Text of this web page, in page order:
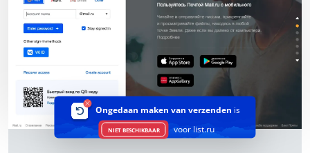
Ongedaan maken van verzenden is
NIET BESCHIKBAAR voor list.ru